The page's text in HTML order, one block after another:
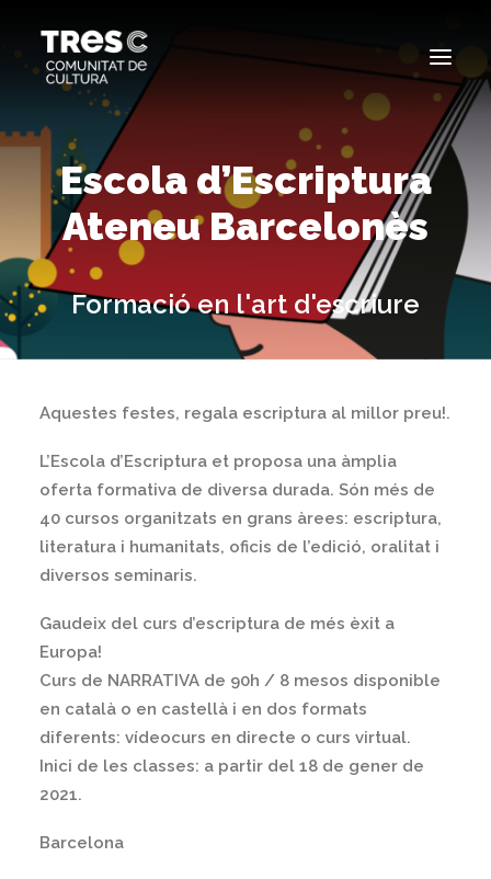
EDICIONS ANTERIORS
SEARCH
Escola d’Escriptura
Ateneu Barcelonès
Formació en l'art d'escriure
Aquestes festes, regala escriptura al millor preu!.
L’Escola d’Escriptura et proposa una àmplia
oferta formativa de diversa durada. Són més de
40 cursos organitzats en grans àrees: escriptura,
literatura i humanitats, oficis de l’edició, oralitat i
diversos seminaris.
Gaudeix del curs d’escriptura de més èxit a
Europa!
Curs de NARRATIVA de 90h / 8 mesos disponible
en català o en castellà i en dos formats
diferents: vídeocurs en directe o curs virtual.
Inici de les classes: a partir del 18 de gener de
2021.
Barcelona